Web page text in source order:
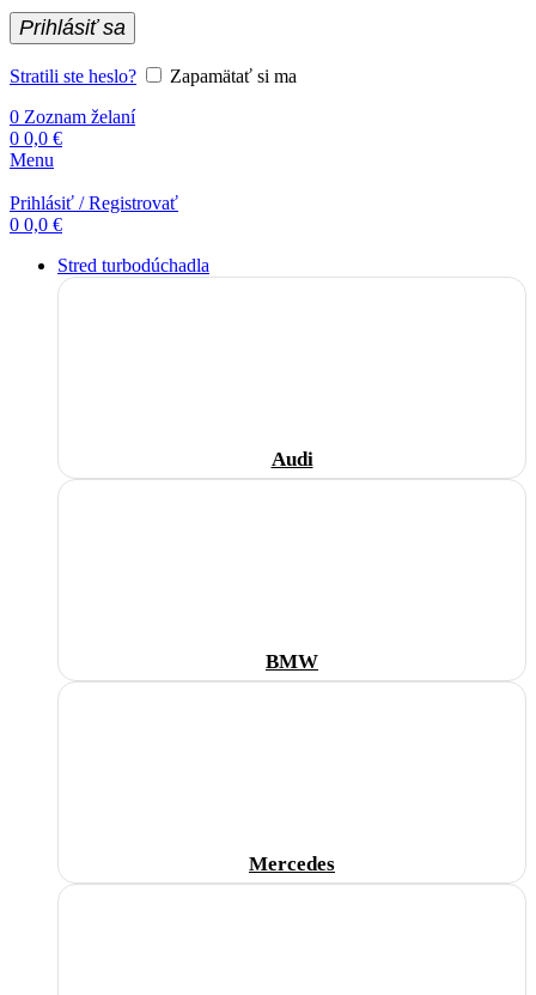
Prihlásiť sa
Stratili ste heslo?
Zapamätať si ma
0 Zoznam želaní
0 0,0 €
Menu
Prihlásiť / Registrovať
0 0,0 €
Stred turbodúchadla
Audi
BMW
Mercedes